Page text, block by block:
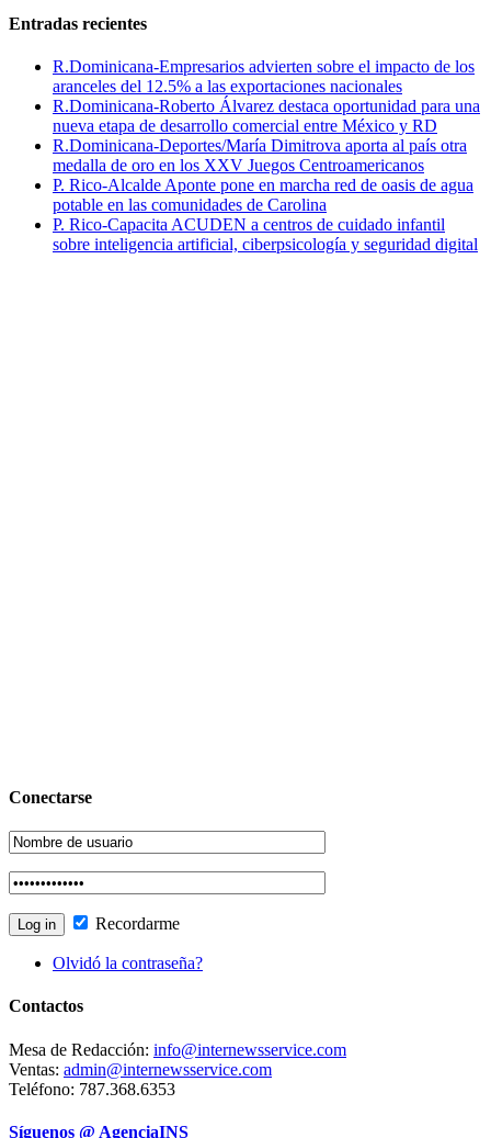
Entradas recientes
R.Dominicana-Empresarios advierten sobre el impacto de los
aranceles del 12.5% a las exportaciones nacionales
R.Dominicana-Roberto Álvarez destaca oportunidad para una
nueva etapa de desarrollo comercial entre México y RD
R.Dominicana-Deportes/María Dimitrova aporta al país otra
medalla de oro en los XXV Juegos Centroamericanos
P. Rico-Alcalde Aponte pone en marcha red de oasis de agua
potable en las comunidades de Carolina
P. Rico-Capacita ACUDEN a centros de cuidado infantil
sobre inteligencia artificial, ciberpsicología y seguridad digital
Conectarse
Recordarme
Olvidó la contraseña?
Contactos
Mesa de Redacción: info@internewsservice.com
Ventas: admin@internewsservice.com
Teléfono: 787.368.6353
Síguenos @ AgenciaINS